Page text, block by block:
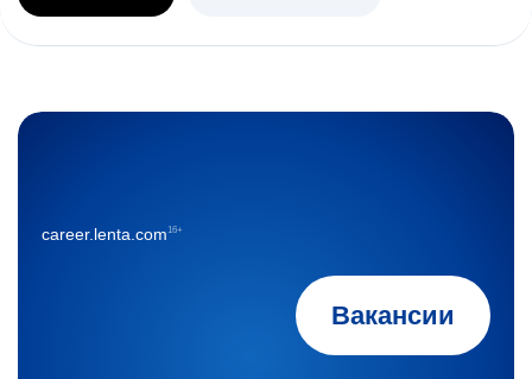
Вакансии
career.lenta.com16+